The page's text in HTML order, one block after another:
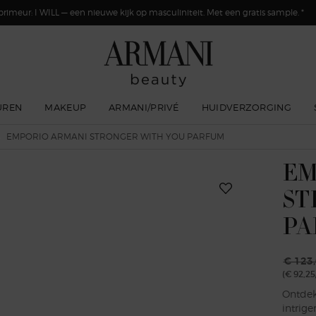
I WILL — een nieuwe kijk op masculiniteit. Met een gratis sample. *
MAKEUP ARMANI/PRIVÉ HUIDVERZORGING
EMPORIO ARMANI STRONGER WITH YOU PARFUM
Oude
€
(€